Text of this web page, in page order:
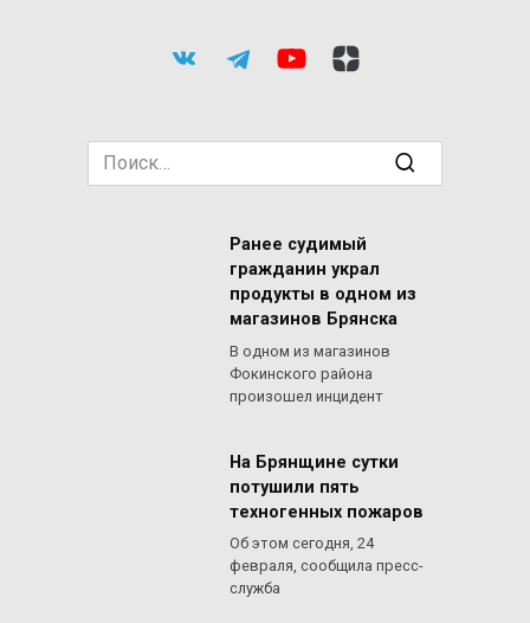
Search
for:
Ранее судимый
гражданин украл
продукты в одном из
магазинов Брянска
В одном из магазинов
Фокинского района
произошел инцидент
На Брянщине сутки
потушили пять
техногенных пожаров
Об этом сегодня, 24
февраля, сообщила пресс-
служба